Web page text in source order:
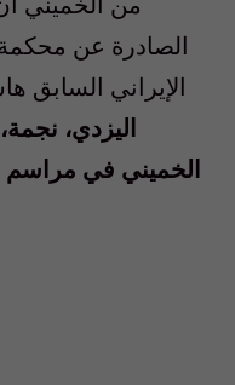
الصادرة عن
الإيراني السابق
اليزدي،
الخميني في مراسم